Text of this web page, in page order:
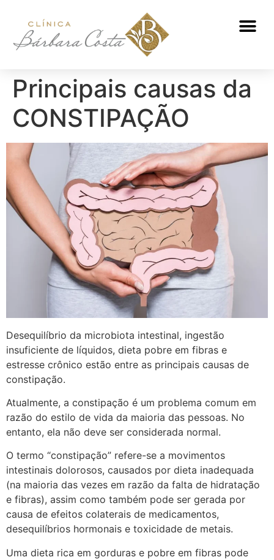
Principais causas da
CONSTIPAÇÃO
Desequilíbrio da microbiota intestinal, ingestão
insuficiente de líquidos, dieta pobre em fibras e
estresse crônico estão entre as principais causas de
constipação.
Atualmente, a constipação é um problema comum em
razão do estilo de vida da maioria das pessoas. No
entanto, ela não deve ser considerada normal.
O termo “constipação” refere-se a movimentos
intestinais dolorosos, causados ​​​​por dieta inadequada
(na maioria das vezes em razão da falta de hidratação
e fibras), assim como também pode ser gerada por
causa de efeitos colaterais de medicamentos,
desequilíbrios hormonais e toxicidade de metais.
Uma dieta rica em gorduras e pobre em fibras pode